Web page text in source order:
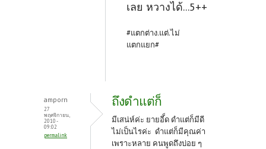
เลย หวางได้...5++
#แตกต่าง.แต่.ไม่
แตกแยก#
amporn
27
พฤศจิกายน,
2010 -
09:02
permalink
ถึงดำแต่ก็
มีเสน่ห์ค่ะ ยายอี็ด ดำแต่ก็มีดี
ไม่เป็นไรค่ะ ดำแต่ก็มีคุณค่า
เพราะหลาย คนพูดถึงบ่อย ๆ